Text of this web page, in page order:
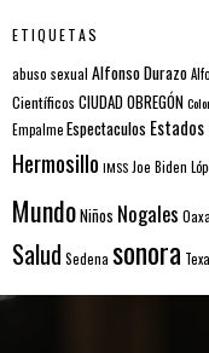
ETIQUETAS
abuso sexual Alfonso Durazo
Científicos CIUDAD OBREGÓN
EmpalmeEspectaculos
Hermosillo IMSS Joe Biden
MundoNiños Nogales
Salud Sedena sonora